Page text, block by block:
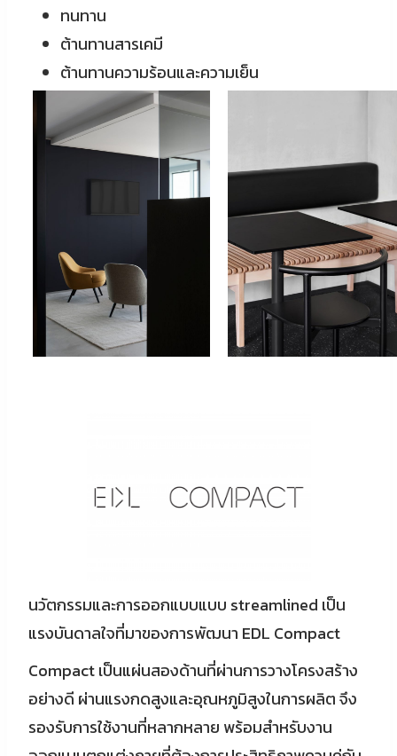
ทนทาน
ต้านทานสารเคมี
ต้านทานความร้อนและความเย็น
นวัตกรรมและการออกแบบแบบ streamlined เป็น
แรงบันดาลใจที่มาของการพัฒนา EDL Compact
Compact เป็นแผ่นสองด้านที่ผ่านการวางโครงสร้าง
อย่างดี ผ่านแรงกดสูงและอุณหภูมิสูงในการผลิต จึง
รองรับการใช้งานที่หลากหลาย พร้อมสำหรับงาน